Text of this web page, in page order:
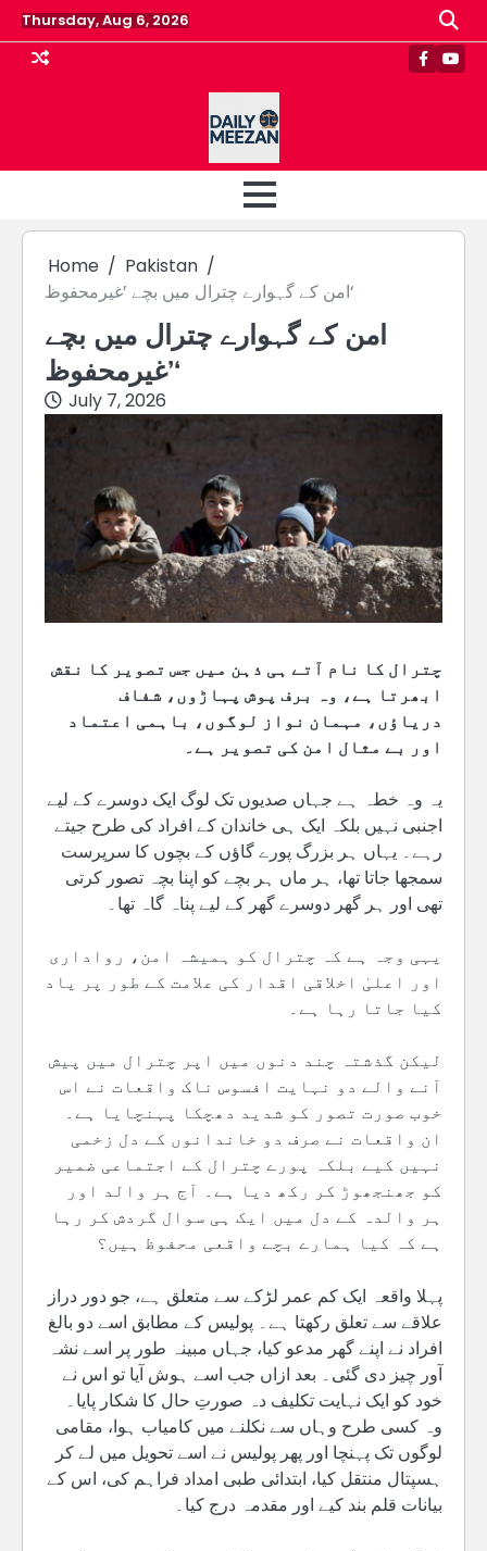
Skip
to
content
Thursday, Aug 6, 2026
Home
Pakistan
امن کے گہوارے چترال میں بچے ’غیرمحفوظ‘
امن کے گہوارے چترال میں بچے
’غیرمحفوظ‘
July 7, 2026
چترال کا نام آتے ہی ذہن میں جس تصویر کا نقش
ابھرتا ہے، وہ برف پوش پہاڑوں، شفاف
دریاؤں، مہمان نواز لوگوں، باہمی اعتماد
اور بے مثال امن کی تصویر ہے۔
یہ وہ خطہ ہے جہاں صدیوں تک لوگ ایک دوسرے کے لیے
اجنبی نہیں بلکہ ایک ہی خاندان کے افراد کی طرح جیتے
رہے۔ یہاں ہر بزرگ پورے گاؤں کے بچوں کا سرپرست
سمجھا جاتا تھا، ہر ماں ہر بچے کو اپنا بچہ تصور کرتی
تھی اور ہر گھر دوسرے گھر کے لیے پناہ گاہ تھا۔
یہی وجہ ہے کہ چترال کو ہمیشہ امن، رواداری
اور اعلیٰ اخلاقی اقدار کی علامت کے طور پر یاد
کیا جاتا رہا ہے۔
لیکن گذشتہ چند دنوں میں اپر چترال میں پیش
آنے والے دو نہایت افسوس ناک واقعات نے اس
خوب صورت تصور کو شدید دھچکا پہنچایا ہے۔
ان واقعات نے صرف دو خاندانوں کے دل زخمی
نہیں کیے بلکہ پورے چترال کے اجتماعی ضمیر
کو جھنجھوڑ کر رکھ دیا ہے۔ آج ہر والد اور
ہر والدہ کے دل میں ایک ہی سوال گردش کر رہا
ہے کہ کیا ہمارے بچے واقعی محفوظ ہیں؟
پہلا واقعہ ایک کم عمر لڑکے سے متعلق ہے، جو دور دراز
علاقے سے تعلق رکھتا ہے۔ پولیس کے مطابق اسے دو بالغ
افراد نے اپنے گھر مدعو کیا، جہاں مبینہ طور پر اسے نشہ
آور چیز دی گئی۔ بعد ازاں جب اسے ہوش آیا تو اس نے
خود کو ایک نہایت تکلیف دہ صورتِ حال کا شکار پایا۔
وہ کسی طرح وہاں سے نکلنے میں کامیاب ہوا، مقامی
لوگوں تک پہنچا اور پھر پولیس نے اسے تحویل میں لے کر
ہسپتال منتقل کیا، ابتدائی طبی امداد فراہم کی، اس کے
بیانات قلم بند کیے اور مقدمہ درج کیا۔